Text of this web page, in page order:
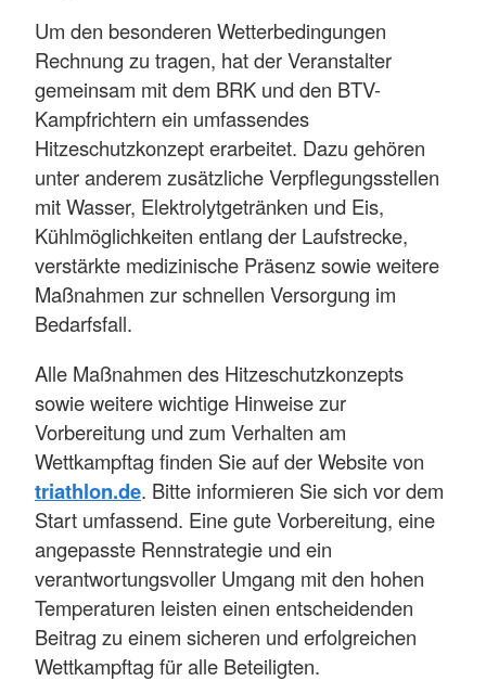
Um den besonderen Wetterbedingungen
Rechnung zu tragen, hat der Veranstalter
gemeinsam mit dem BRK und den BTV-
Kampfrichtern ein umfassendes
Hitzeschutzkonzept erarbeitet. Dazu gehören
unter anderem zusätzliche Verpflegungsstellen
mit Wasser, Elektrolytgetränken und Eis,
Kühlmöglichkeiten entlang der Laufstrecke,
verstärkte medizinische Präsenz sowie weitere
Maßnahmen zur schnellen Versorgung im
Bedarfsfall.
Alle Maßnahmen des Hitzeschutzkonzepts
sowie weitere wichtige Hinweise zur
Vorbereitung und zum Verhalten am
Wettkampftag finden Sie auf der Website von
triathlon.de. Bitte informieren Sie sich vor dem
Start umfassend. Eine gute Vorbereitung, eine
angepasste Rennstrategie und ein
verantwortungsvoller Umgang mit den hohen
Temperaturen leisten einen entscheidenden
Beitrag zu einem sicheren und erfolgreichen
Wettkampftag für alle Beteiligten.